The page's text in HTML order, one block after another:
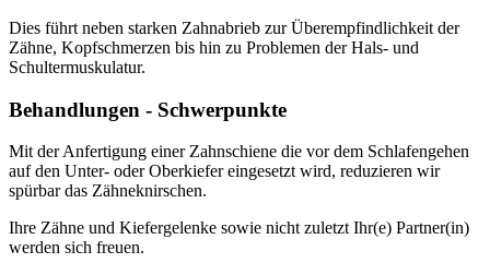
Dies führt neben starken Zahnabrieb zur Überempfindlichkeit der
Zähne, Kopfschmerzen bis hin zu Problemen der Hals- und
Schultermuskulatur.
Behandlungen - Schwerpunkte
Mit der Anfertigung einer Zahnschiene die vor dem Schlafengehen
auf den Unter- oder Oberkiefer eingesetzt wird, reduzieren wir
spürbar das Zähneknirschen.
Ihre Zähne und Kiefergelenke sowie nicht zuletzt Ihr(e) Partner(in)
werden sich freuen.